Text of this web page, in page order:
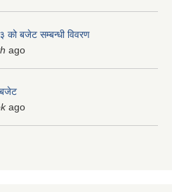
बजेट सम्बन्धी विवरण
ago
ago